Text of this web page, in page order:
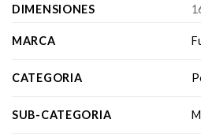
DIMENSIONES
MARCA
CATEGORIA
SUB-CATEGORIA